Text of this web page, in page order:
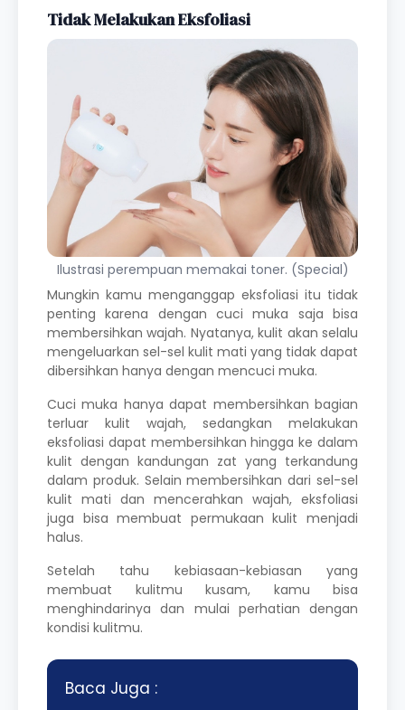
Tidak Melakukan Eksfoliasi
Ilustrasi perempuan memakai toner. (Special)
Mungkin kamu menganggap eksfoliasi itu tidak
penting karena dengan cuci muka saja bisa
membersihkan wajah. Nyatanya, kulit akan selalu
mengeluarkan sel-sel kulit mati yang tidak dapat
dibersihkan hanya dengan mencuci muka.
Cuci muka hanya dapat membersihkan bagian
terluar kulit wajah, sedangkan melakukan
eksfoliasi dapat membersihkan hingga ke dalam
kulit dengan kandungan zat yang terkandung
dalam produk. Selain membersihkan dari sel-sel
kulit mati dan mencerahkan wajah, eksfoliasi
juga bisa membuat permukaan kulit menjadi
halus.
Setelah tahu kebiasaan-kebiasan yang
membuat kulitmu kusam, kamu bisa
menghindarinya dan mulai perhatian dengan
kondisi kulitmu.
Baca Juga :